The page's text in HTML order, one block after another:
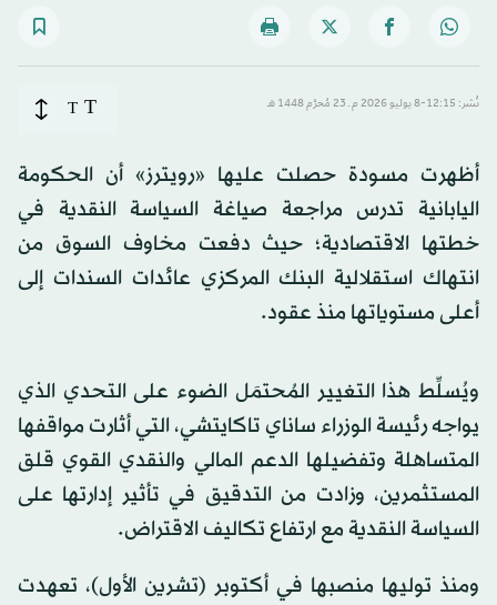
نُشر: 12:15-8 يوليو 2026 م ـ 23 مُحرَّم 1448 هـ T
T
أظهرت مسودة حصلت عليها «رويترز» أن الحكومة
اليابانية تدرس مراجعة صياغة السياسة النقدية في
خطتها الاقتصادية؛ حيث دفعت مخاوف السوق من
انتهاك استقلالية البنك المركزي عائدات السندات إلى
أعلى مستوياتها منذ عقود.
ويُسلِّط هذا التغيير المُحتمَل الضوء على التحدي الذي
يواجه رئيسة الوزراء ساناي تاكايتشي، التي أثارت مواقفها
المتساهلة وتفضيلها الدعم المالي والنقدي القوي قلق
المستثمرين، وزادت من التدقيق في تأثير إدارتها على
السياسة النقدية مع ارتفاع تكاليف الاقتراض.
ومنذ توليها منصبها في أكتوبر (تشرين الأول)، تعهدت